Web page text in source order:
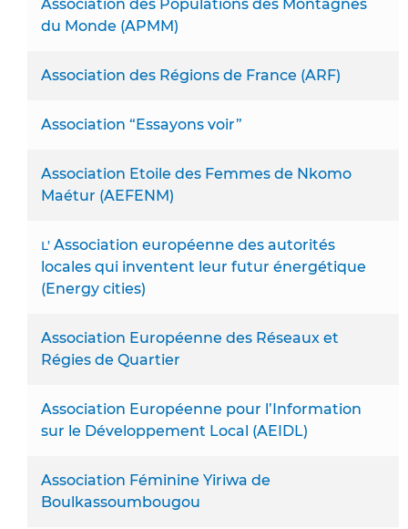
Association des Populations des Montagnes
du Monde (APMM)
Association des Régions de France (ARF)
Association “Essayons voir”
Association Etoile des Femmes de Nkomo
Maétur (AEFENM)
L’ Association européenne des autorités
locales qui inventent leur futur énergétique
(Energy cities)
Association Européenne des Réseaux et
Régies de Quartier
Association Européenne pour l’Information
sur le Développement Local (AEIDL)
Association Féminine Yiriwa de
Boulkassoumbougou